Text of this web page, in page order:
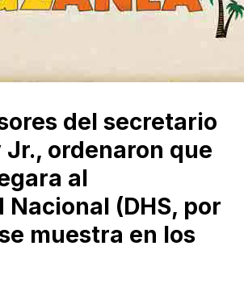
del secretario
Jr., ordenaron que
al
(DHS, por
muestra en los